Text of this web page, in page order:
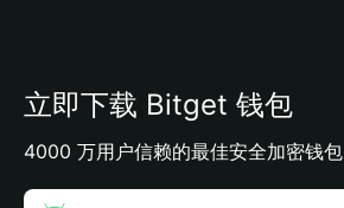
立即下载 Bitget 钱包
4000 万用户信赖的最佳安全加密钱包